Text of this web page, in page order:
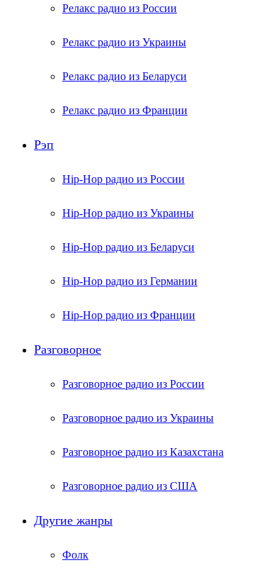
Релакс радио из России
Релакс радио из Украины
Релакс радио из Беларуси
Релакс радио из Франции
Рэп
Hip-Hop радио из России
Hip-Hop радио из Украины
Hip-Hop радио из Беларуси
Hip-Hop радио из Германии
Hip-Hop радио из Франции
Разговорное
Разговорное радио из России
Разговорное радио из Украины
Разговорное радио из Казахстана
Разговорное радио из США
Другие жанры
Фолк